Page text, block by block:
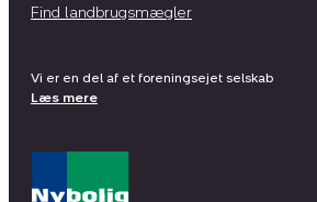
Find landbrugsmægler
Vi er en del af et foreningsejet selskab
Læs mere